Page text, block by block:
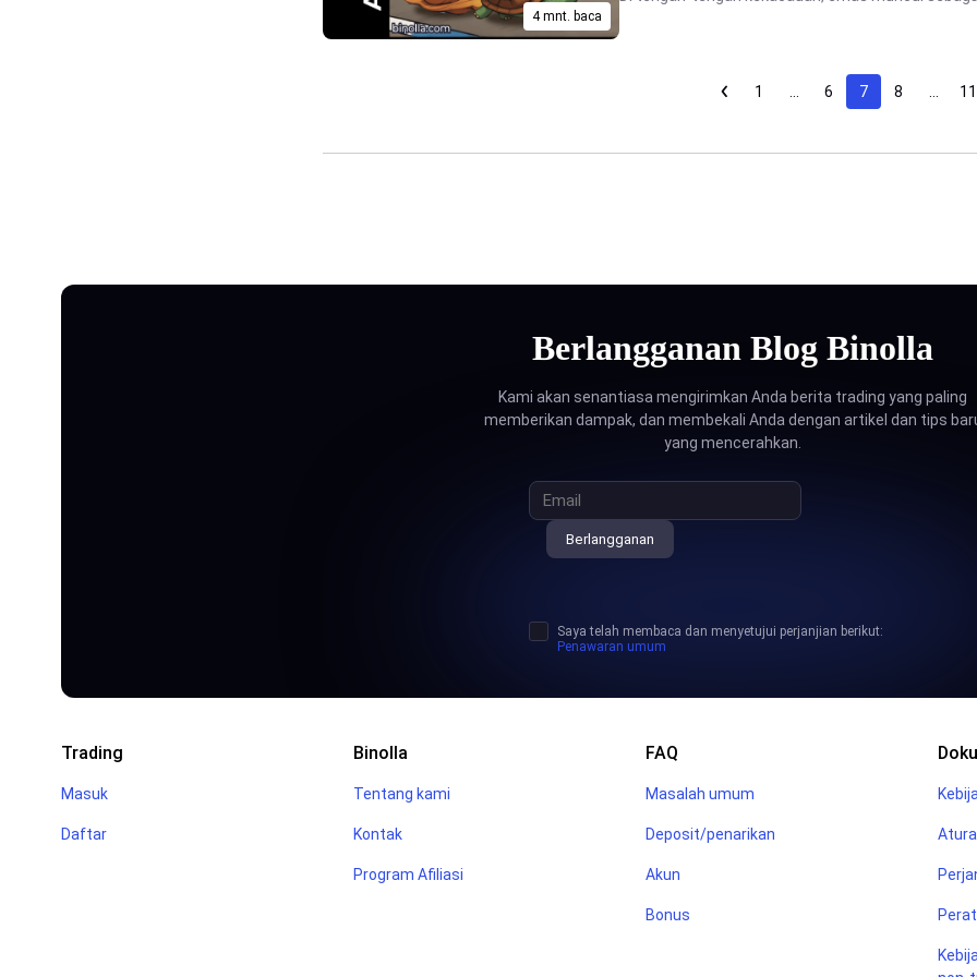
4 mnt. baca
1 6 7 8 11
Berlangganan Blog Binolla
Kami akan senantiasa mengirimkan Anda berita trading yang paling
memberikan dampak, dan membekali Anda dengan artikel dan tips
yang mencerahkan.
Berlangganan
Saya telah membaca dan menyetujui perjanjian berikut:
Penawaran umum
Trading
Masuk
Daftar
Binolla
Tentang kami
Kontak
Program Afiliasi
FAQ
Masalah umum
Deposit/penarikan
Akun
Bonus